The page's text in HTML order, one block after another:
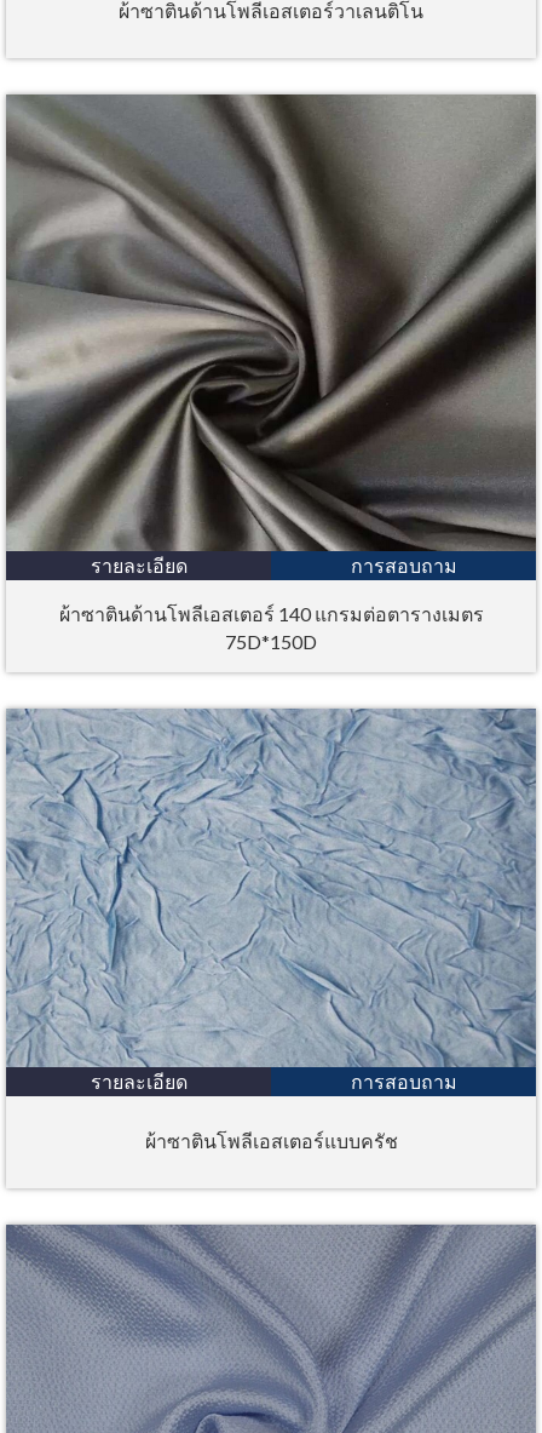
ผ้าซาตินด้านโพลีเอสเตอร์วาเลนติโน
รายละเอียด การสอบถาม
ผ้าซาตินด้านโพลีเอสเตอร์ 140 แกรมต่อตารางเมตร
75D*150D
รายละเอียด การสอบถาม
ผ้าซาตินโพลีเอสเตอร์แบบครัช